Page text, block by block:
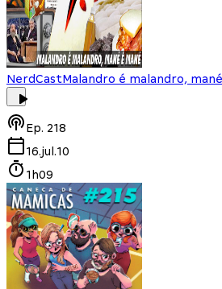
NerdCastMalandro é malandro,
Ep. 218
16.jul.10
1h09